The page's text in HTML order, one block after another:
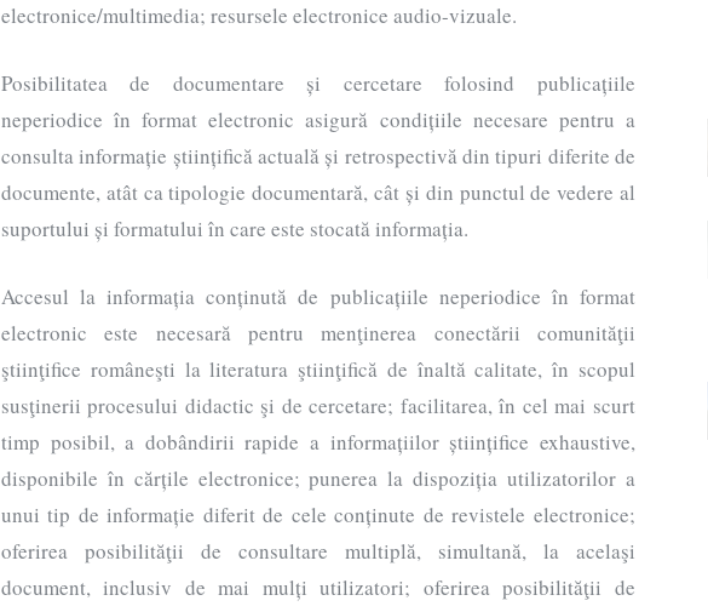
electronice/multimedia; resursele electronice audio-vizuale.
Posibilitatea de documentare și cercetare folosind publicațiile
neperiodice în format electronic asigură condițiile necesare pentru a
consulta informație științifică actuală și retrospectivă din tipuri diferite de
documente, atât ca tipologie documentară, cât și din punctul de vedere al
suportului și formatului în care este stocată informația.
Accesul la informația conținută de publicațiile neperiodice în format
electronic este necesară pentru menţinerea conectării comunităţii
ştiinţifice româneşti la literatura ştiinţifică de înaltă calitate, în scopul
susţinerii procesului didactic şi de cercetare; facilitarea, în cel mai scurt
timp posibil, a dobândirii rapide a informațiilor științifice exhaustive,
disponibile în cărțile electronice; punerea la dispoziția utilizatorilor a
unui tip de informație diferit de cele conținute de revistele electronice;
oferirea posibilităţii de consultare multiplă, simultană, la acelaşi
document, inclusiv de mai mulți utilizatori; oferirea posibilităţii de